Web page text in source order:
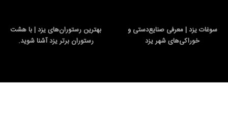
سوغات یزد | معرفی صنایع‌دستی و
خوراکی‌های شهر یزد
بهترین رستوران‌های یزد | با هشت
رستوران برتر یزد آشنا شوید.